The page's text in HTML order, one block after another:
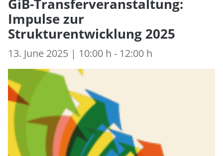
GiB-Transferveranstaltung:
Impulse zur
Strukturentwicklung 2025
13. June 2025 | 10:00 h - 12:00 h